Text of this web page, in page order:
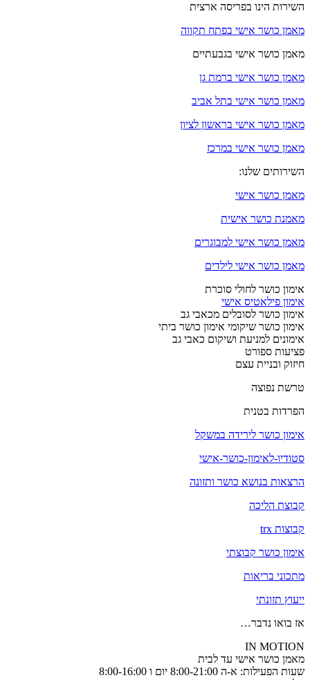
השירות הינו בפריסה ארצית
מאמן כושר אישי בפתח תקווה
מאמן כושר אישי בגבעתיים
מאמן כושר אישי ברמת גן
מאמן כושר אישי בתל אביב
מאמן כושר אישי בראשון לציון
מאמן כושר אישי במרכז
השירותים שלנו:
מאמן כושר אישי
מאמנת כושר אישית
מאמן כושר אישי למבוגרים
מאמן כושר אישי לילדים
אימון כושר לחולי סוכרת
אימון פילאטיס אישי
אימון כושר לסובלים מכאבי גב
אימון כושר שיקומי אימון כושר ביתי
אימונים למניעת ושיקום כאבי גב
פציעות ספורט
חיזוק ובניית עצם
טרשת נפוצה
הפרדות בטנית
אימון כושר לירידה במשקל
סטודיו-לאימון-כושר-אישי
הרצאות בנושא כושר ותזונה
קבוצת הליכה
קבוצות trx
אימון כושר קבוצתי
מתכוני בריאות
ייעוץ תזונתי
אז בואו נדבר…
IN MOTION
מאמן כושר אישי עד לבית
שעות הפעילות: א-ה 8:00-21:00 יום ו 8:00-16:00